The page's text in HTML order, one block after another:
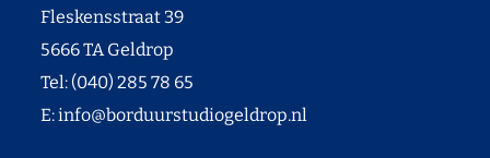
Fleskensstraat 39
5666 TA Geldrop
Tel: (040) 285 78 65
E:info@borduurstudiogeldrop.nl